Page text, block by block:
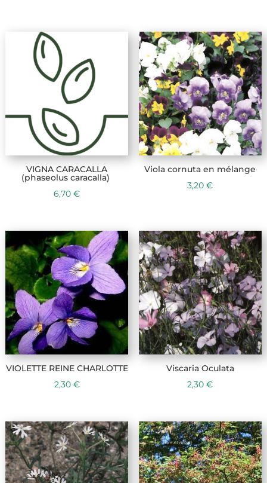
VIGNA CARACALLA
(phaseolus caracalla)
6,70€
Viola cornuta en mélange
3,20€
VIOLETTE REINE CHARLOTTE
2,30 €
Viscaria Oculata
2,30€